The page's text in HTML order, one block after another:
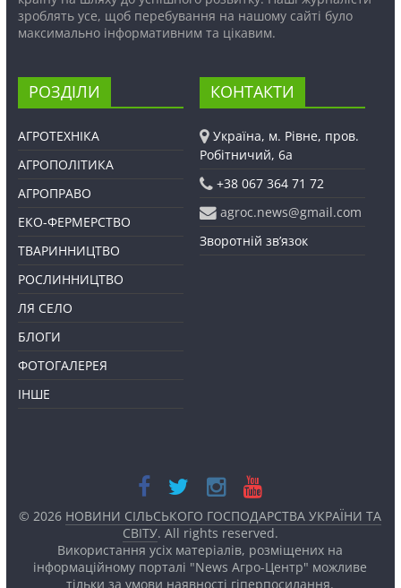
зроблять усе, щоб перебування на нашому сайті було
максимально інформативним та цікавим.
РОЗДІЛИ
АГРОТЕХНІКА
АГРОПОЛІТИКА
АГРОПРАВО
ЕКО-ФЕРМЕРСТВО
ТВАРИННИЦТВО
РОСЛИННИЦТВО
ЛЯ СЕЛО
БЛОГИ
ФОТОГАЛЕРЕЯ
ІНШЕ
КОНТАКТИ
Україна, м. Рівне, пров.
Робітничий, 6а
+38 067 364 71 72
agroc.news@gmail.com
Зворотній зв’язок
© 2026 НОВИНИ СІЛЬСЬКОГО ГОСПОДАРСТВА УКРАЇНИ ТА
СВІТУ. All rights reserved.
Використання усіх матеріалів, розміщених на
інформаційному порталі "News Агро-Центр" можливе
тільки за умови наявності гіперпосилання.